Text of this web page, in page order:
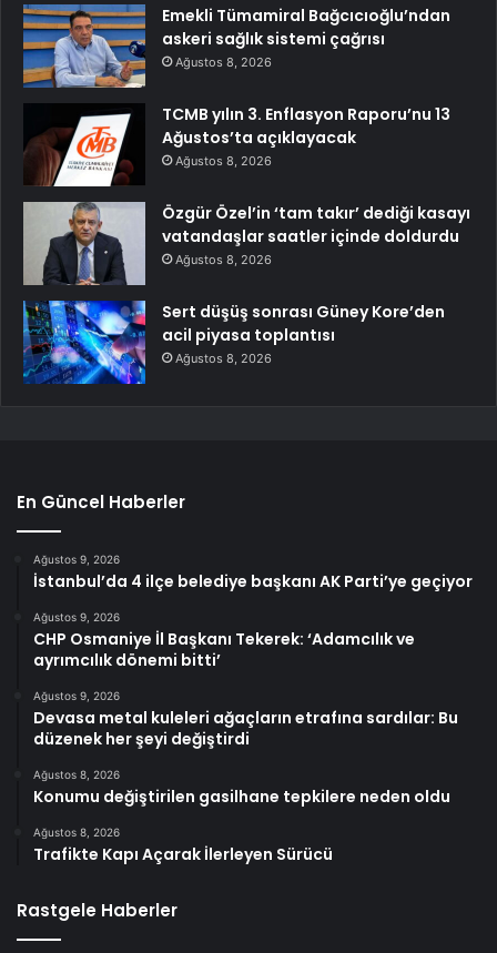
Emekli Tümamiral Bağcıcıoğlu’ndan
askeri sağlık sistemi çağrısı
Ağustos 8, 2026
TCMB yılın 3. Enflasyon Raporu’nu 13
Ağustos’ta açıklayacak
Ağustos 8, 2026
Özgür Özel’in ‘tam takır’ dediği kasayı
vatandaşlar saatler içinde doldurdu
Ağustos 8, 2026
Sert düşüş sonrası Güney Kore’den
acil piyasa toplantısı
Ağustos 8, 2026
En Güncel Haberler
Ağustos 9, 2026
İstanbul’da 4 ilçe belediye başkanı AK Parti’ye geçiyor
Ağustos 9, 2026
CHP Osmaniye İl Başkanı Tekerek: ‘Adamcılık ve
ayrımcılık dönemi bitti’
Ağustos 9, 2026
Devasa metal kuleleri ağaçların etrafına sardılar: Bu
düzenek her şeyi değiştirdi
Ağustos 8, 2026
Konumu değiştirilen gasilhane tepkilere neden oldu
Ağustos 8, 2026
Trafikte Kapı Açarak İlerleyen Sürücü
Rastgele Haberler